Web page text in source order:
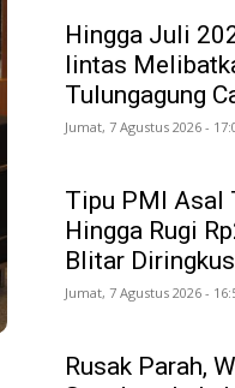
Hingga Juli
lintas
Tulungagung
Jumat, 7 Agustus 2026 -
Tipu PMI Asal
Hingga Rugi
Blitar
Jumat, 7 Agustus 2026 -
Rusak Parah,